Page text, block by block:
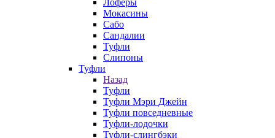
Лоферы
Мокасины
Сабо
Сандалии
Туфли
Слипоны
Туфли
Назад
Туфли
Туфли Мэри Джейн
Туфли повседневные
Туфли-лодочки
Туфли-слингбэки